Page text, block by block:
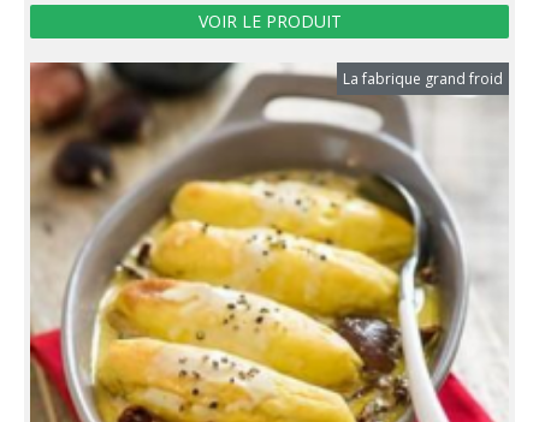
VOIR LE PRODUIT
La fabrique grand froid